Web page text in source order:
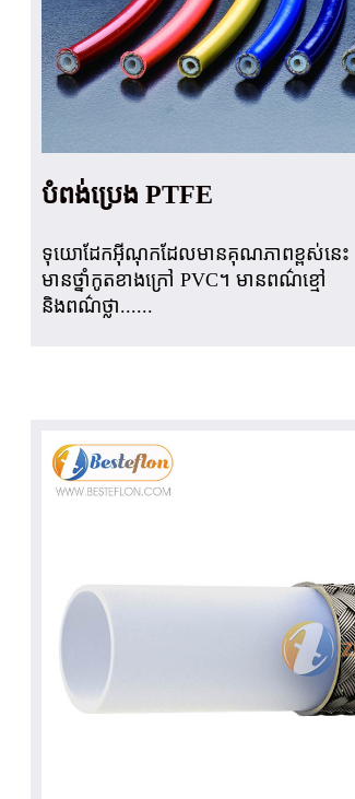
បំពង់ប្រេង PTFE
ទុយោដែកអ៊ីណុកដែលមានគុណភាពខ្ពស់នេះ
មានថ្នាំកូតខាងក្រៅ PVC។ មានពណ៌ខ្មៅ
និងពណ៌ថ្លា......